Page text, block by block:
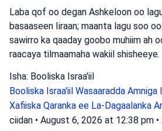
Laba qof oo degan Ashkeloon oo
basaaseen Iiraan; maanta lagu soo
sawirro ka qaaday goobo muhiim ah
raacaya tilmaamaha wakiil shisheeye.
Isha: Booliska Israa'iil
Booliska Israa'iil Wasaaradda Amniga
Xafiiska Qaranka ee La-Dagaalanka
ciidan • August 6, 2026 at 12:38 pm •